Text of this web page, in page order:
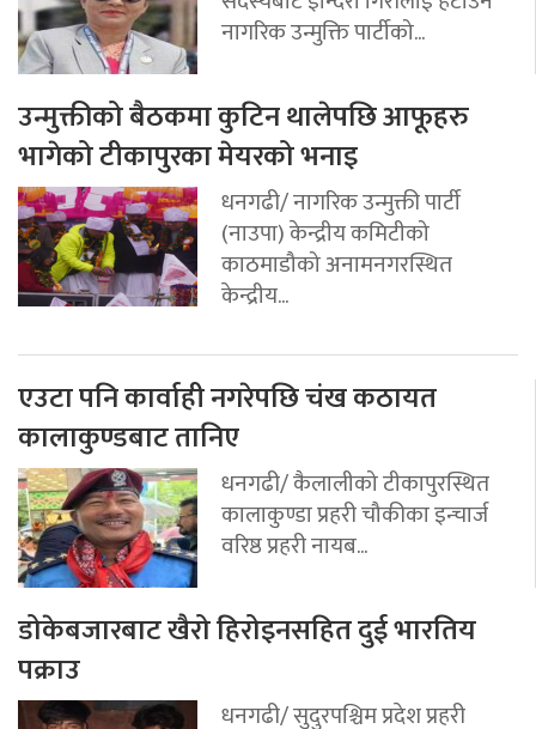
नागरिक उन्मुक्ति पार्टीको...
उन्मुक्तीको बैठकमा कुटिन थालेपछि आफूहरु
भागेको टीकापुरका मेयरको भनाइ
धनगढी/ नागरिक उन्मुक्ती पार्टी
(नाउपा) केन्द्रीय कमिटीको
काठमाडौको अनामनगरस्थित
केन्द्रीय...
एउटा पनि कार्वाही नगरेपछि चंख कठायत
कालाकुण्डबाट तानिए
धनगढी/ कैलालीको टीकापुरस्थित
कालाकुण्डा प्रहरी चौकीका इन्चार्ज
वरिष्ठ प्रहरी नायब...
डोकेबजारबाट खैरो हिरोइनसहित दुई भारतिय
पक्राउ
धनगढी/ सुदुरपश्चिम प्रदेश प्रहरी